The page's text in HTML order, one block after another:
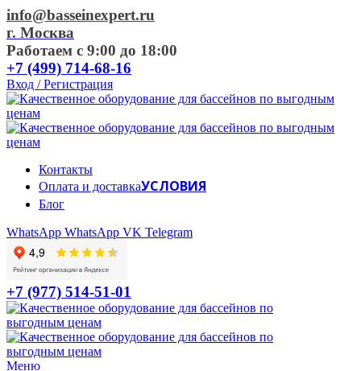
info@basseinexpert.ru
г. Москва
Работаем с 9:00 до 18:00
+7 (499) 714-68-16
Вход / Регистрация
Контакты
Оплата и доставкаУСЛОВИЯ
Блог
WhatsApp WhatsApp VK Telegram
+7 (977) 514-51-01
Меню